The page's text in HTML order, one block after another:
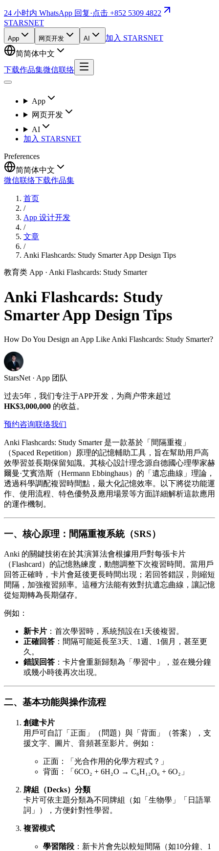
24 小时内 WhatsApp 回复·点击 +852 5309 4822
STARSNET
App 网页开发 AI
加入 STARSNET
简简体中文
下载作品集微信联络
App
网页开发
AI
加入 STARSNET
Preferences
简简体中文
微信联络下载作品集
首页
/
App 设计开发
/
文章
/
Anki Flashcards: Study Smarter App Design Tips
教育类 App · Anki Flashcards: Study Smarter
Anki Flashcards: Study
Smarter App Design Tips
How Do You Design an App Like Anki Flashcards: Study Smarter?
StarsNet · App 团队
过去5年，我们专注于APP开发，为商户带来超过
HK$3,000,000 的收益。
预约咨询联络我们
Anki Flashcards: Study Smarter 是一款基於「間隔重複」
（Spaced Repetition）原理的記憶輔助工具，旨在幫助用戶高
效學習並長期保留知識。其核心設計理念源自德國心理學家赫
爾曼·艾賓浩斯（Hermann Ebbinghaus）的「遺忘曲線」理論，
透過科學調配複習時間點，最大化記憶效率。以下將從功能運
作、使用流程、特色優勢及應用場景等方面詳細解析這款應用
的運作機制。
一、核心原理：間隔重複系統（SRS）
Anki 的關鍵技術在於其演算法會根據用戶對每張卡片
（Flashcard）的記憶熟練度，動態調整下次複習時間。當用戶
回答正確時，卡片會延後更長時間出現；若回答錯誤，則縮短
間隔，加強複習頻率。這種方法能有效對抗遺忘曲線，讓記憶
從短期轉為長期儲存。
例如：
新卡片 ：首次學習時，系統預設在1天後複習。
正確回答 ：間隔可能延長至3天、1週、1個月，甚至更
久。
錯誤回答 ：卡片會重新歸類為「學習中」，並在幾分鐘
或幾小時後再次出現。
二、基本功能與操作流程
創建卡片
用戶可自訂「正面」（問題）與「背面」（答案），支
援文字、圖片、音頻甚至影片。例如：
正面：「光合作用的化學方程式？」
背面：「6CO₂ + 6H₂O → C₆H₁₂O₆ + 6O₂」
牌組（Decks）分類
卡片可依主題分類為不同牌組（如「生物學」「日語單
詞」），方便針對性學習。
複習模式
學習階段 ：新卡片會先以較短間隔（如10分鐘、1